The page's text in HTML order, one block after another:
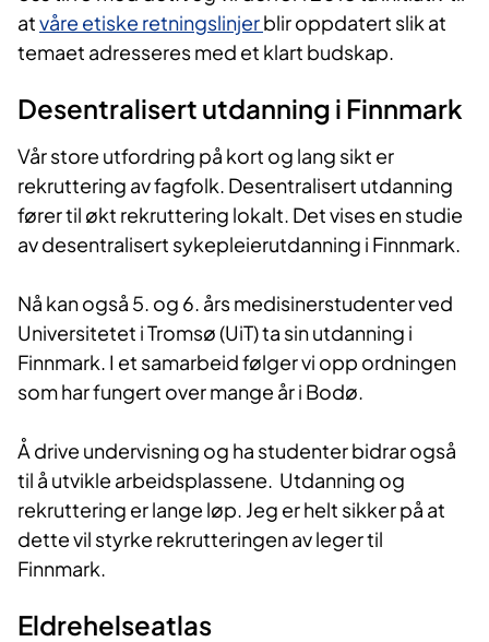
atvåre etiske retningslinjerblir oppdatert slik at
temaet adresseres med et klart budskap.
Desentralisert utdanning i Finnmark
Vår store utfordring på kort og lang sikt er
rekruttering av fagfolk. Desentralisert utdanning
fører til økt rekruttering lokalt. Det vises en studie
av desentralisert sykepleierutdanning i Finnmark.
Nå kan også 5. og 6. års medisinerstudenter ved
Universitetet i Tromsø (UiT) ta sin utdanning i
Finnmark. I et samarbeid følger vi opp ordningen
som har fungert over mange år i Bodø.
Å drive undervisning og ha studenter bidrar også
til å utvikle arbeidsplassene. Utdanning og
rekruttering er lange løp. Jeg er helt sikker på at
dette vil styrke rekrutteringen av leger til
Finnmark.
Eldrehelseatlas